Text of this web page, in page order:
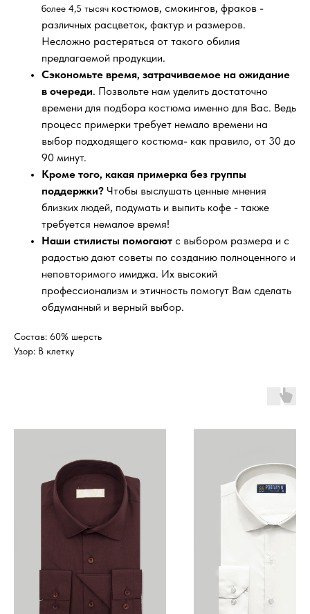
более 4,5 тысяч костюмов, смокингов, фраков -
различных расцветок, фактур и размеров.
Несложно растеряться от такого обилия
предлагаемой продукции.
Сэкономьте время, затрачиваемое на ожидание
в очереди. Позвольте нам уделить достаточно
времени для подбора костюма именно для Вас. Ведь
процесс примерки требует немало времени на
выбор подходящего костюма- как правило, от 30 до
90 минут.
Кроме того, какая примерка без группы
поддержки? Чтобы выслушать ценные мнения
близких людей, подумать и выпить кофе - также
требуется немалое время!
Наши стилисты помогают с выбором размера и с
радостью дают советы по созданию полноценного и
неповторимого имиджа. Их высокий
профессионализм и этичность помогут Вам сделать
обдуманный и верный выбор.
Состав: 60% шерсть
Узор: В клетку